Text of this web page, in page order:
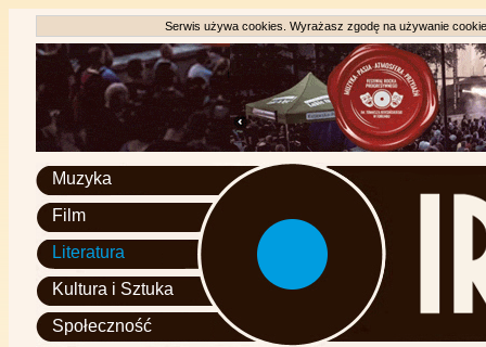
Serwis używa cookies. Wyrażasz zgodę na używanie
Muzyka
Film
Literatura
Kultura i Sztuka
Społeczność